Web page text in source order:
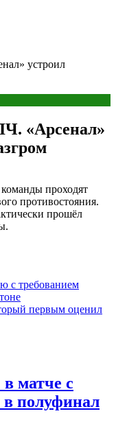
устроил
«Арсенал»
проходят
противостояния.
прошёл
с требованием
первым оценил
в матче с
полуфинал